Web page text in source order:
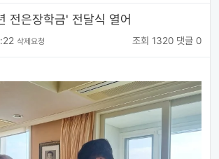
전은장학금' 전달식 열어
삭제요청 조회 1320 댓글 0